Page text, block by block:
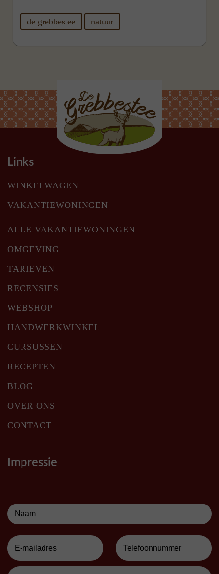
de grebbestee natuur
Links
WINKELWAGEN
VAKANTIEWONINGEN
ALLE VAKANTIEWONINGEN
OMGEVING
TARIEVEN
RECENSIES
WEBSHOP
HANDWERKWINKEL
CURSUSSEN
RECEPTEN
BLOG
OVER ONS
CONTACT
Impressie